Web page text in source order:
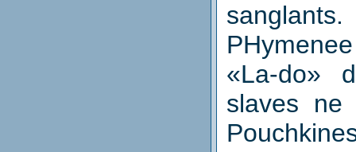
«La-do»
slaves ne